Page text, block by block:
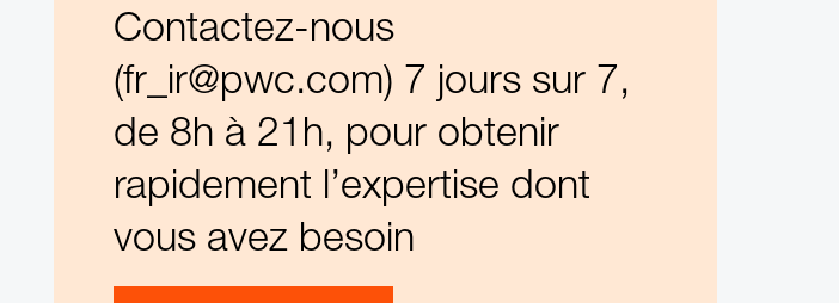
Contactez-nous
(fr_ir@pwc.com) 7 jours sur 7,
de 8h à 21h, pour obtenir
rapidement l’expertise dont
vous avez besoin